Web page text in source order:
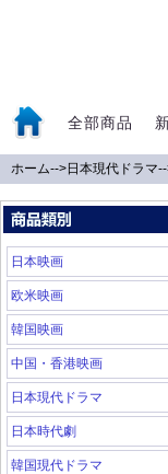
全部商品
ホーム-->日本現代ドラマ
日本映画
欧米映画
韓国映画
中国・香港映画
日本現代ドラマ
日本時代劇
韓国現代ドラマ